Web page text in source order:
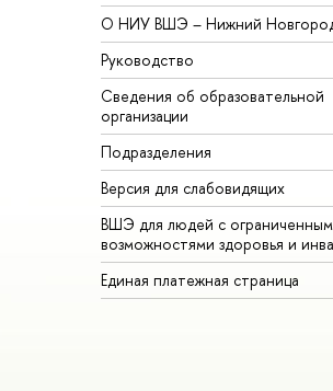
О НИУ ВШЭ – Нижний
Руководство
Сведения об образовательной
организации
Подразделения
Версия для слабовидящих
ВШЭ для людей с
возможностями здоровья и
Единая платежная страница